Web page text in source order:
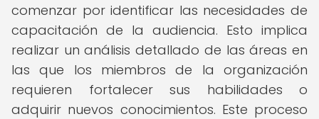
comenzar por identificar las necesidades de
capacitación de la audiencia. Esto implica
realizar un análisis detallado de las áreas en
las que los miembros de la organización
requieren fortalecer sus habilidades o
adquirir nuevos conocimientos. Este proceso